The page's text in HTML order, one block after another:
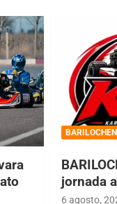
jornada
6 agosto,